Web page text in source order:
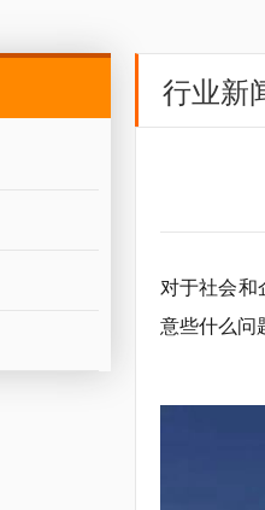
行业新
对于社会和
意些什么问